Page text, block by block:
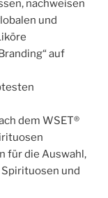
nachweisen
und
auf
dem WSET®
für die Auswahl,
und